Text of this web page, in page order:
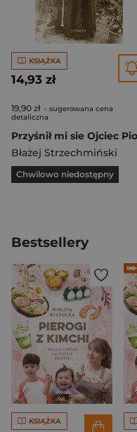
KSIĄŻKA
14,93 zł
19,90 zł - sugerowana cena
detaliczna
Błażej Strzechmiński
Chwilowo niedostępny
Bestsellery
KSIĄŻKA